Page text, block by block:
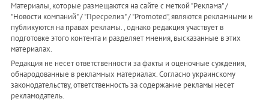
Материалы, которые размещаются на сайте с меткой "Реклама" /
"Новости компаний" / "Пресрелиз" / "Promoted", являются рекламными и
публикуются на правах рекламы. , однако редакция участвует в
подготовке этого контента и разделяет мнения, высказанные в этих
материалах.
Редакция не несет ответственности за факты и оценочные суждения,
обнародованные в рекламных материалах. Согласно украинскому
законодательству, ответственность за содержание рекламы несет
рекламодатель.